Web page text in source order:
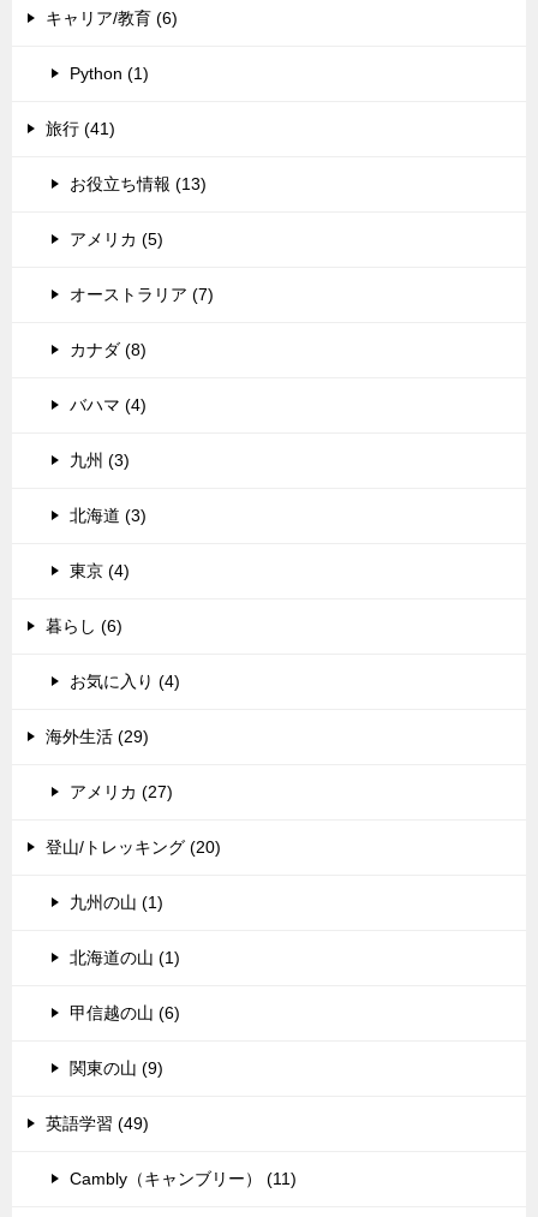
キャリア/教育 (6)
Python (1)
旅行 (41)
お役立ち情報 (13)
アメリカ (5)
オーストラリア (7)
カナダ (8)
バハマ (4)
九州 (3)
北海道 (3)
東京 (4)
暮らし (6)
お気に入り (4)
海外生活 (29)
アメリカ (27)
登山/トレッキング (20)
九州の山 (1)
北海道の山 (1)
甲信越の山 (6)
関東の山 (9)
英語学習 (49)
Cambly（キャンブリー） (11)